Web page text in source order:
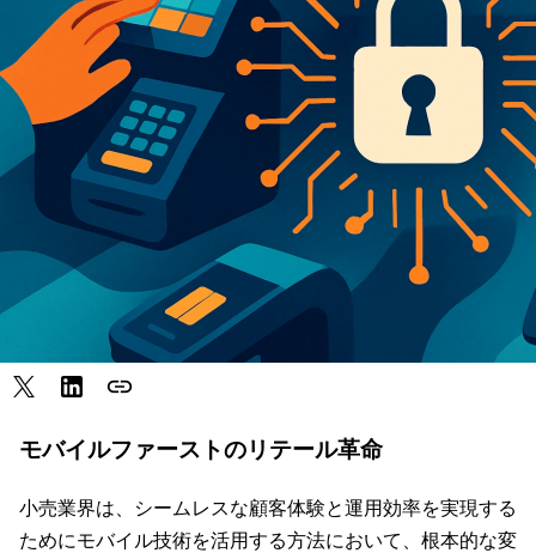
link
モバイルファーストのリテール革命
小売業界は、シームレスな顧客体験と運用効率を実現する
ためにモバイル技術を活用する方法において、根本的な変